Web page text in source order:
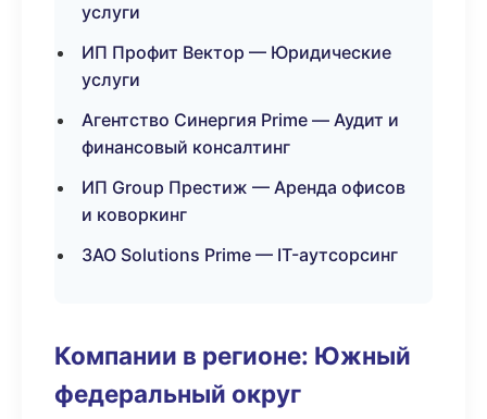
услуги
ИП Профит Вектор — Юридические
услуги
Агентство Синергия Prime — Аудит и
финансовый консалтинг
ИП Group Престиж — Аренда офисов
и коворкинг
ЗАО Solutions Prime — IT-аутсорсинг
Компании в регионе: Южный
федеральный округ